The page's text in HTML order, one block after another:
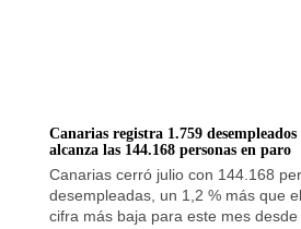
Canarias registra 1.759
alcanza las 144.168 personas en paro
Canarias cerró julio con 144.168
desempleadas, un 1,2 % más que
cifra más baja para este mes desde